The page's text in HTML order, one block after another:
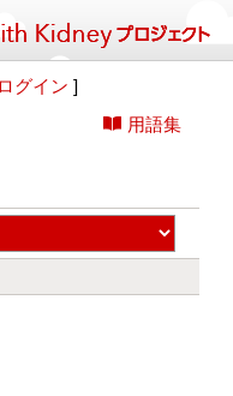
ログイン ]
用語集